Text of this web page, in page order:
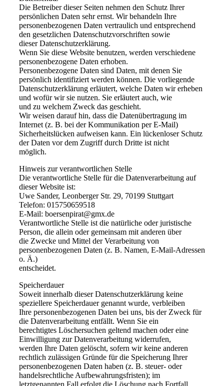
Die Betreiber dieser Seiten nehmen den Schutz Ihrer
persönlichen Daten sehr ernst. Wir behandeln Ihre
personenbezogenen Daten vertraulich und entsprechend
den gesetzlichen Datenschutzvorschriften sowie
dieser Datenschutzerklärung.
Wenn Sie diese Website benutzen, werden verschiedene
personenbezogene Daten erhoben.
Personenbezogene Daten sind Daten, mit denen Sie
persönlich identifiziert werden können. Die vorliegende
Datenschutzerklärung erläutert, welche Daten wir erheben
und wofür wir sie nutzen. Sie erläutert auch, wie
und zu welchem Zweck das geschieht.
Wir weisen darauf hin, dass die Datenübertragung im
Internet (z. B. bei der Kommunikation per E-Mail)
Sicherheitslücken aufweisen kann. Ein lückenloser Schutz
der Daten vor dem Zugriff durch Dritte ist nicht
möglich.
Hinweis zur verantwortlichen Stelle
Die verantwortliche Stelle für die Datenverarbeitung auf
dieser Website ist:
Uwe Sander, Leonberger Str. 29, 70199 Stuttgart
Telefon: 015750659518
E-Mail: boersenpirat@gmx.de
Verantwortliche Stelle ist die natürliche oder juristische
Person, die allein oder gemeinsam mit anderen über
die Zwecke und Mittel der Verarbeitung von
personenbezogenen Daten (z. B. Namen, E-Mail-Adressen
o. Ä.)
entscheidet.
Speicherdauer
Soweit innerhalb dieser Datenschutzerklärung keine
speziellere Speicherdauer genannt wurde, verbleiben
Ihre personenbezogenen Daten bei uns, bis der Zweck für
die Datenverarbeitung entfällt. Wenn Sie ein
berechtigtes Löschersuchen geltend machen oder eine
Einwilligung zur Datenverarbeitung widerrufen,
werden Ihre Daten gelöscht, sofern wir keine anderen
rechtlich zulässigen Gründe für die Speicherung Ihrer
personenbezogenen Daten haben (z. B. steuer- oder
handelsrechtliche Aufbewahrungsfristen); im